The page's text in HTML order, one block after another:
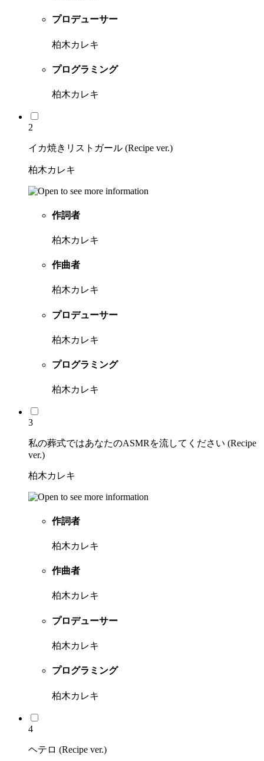
プロデューサー
柏木カレキ
プログラミング
柏木カレキ
2
イカ焼きリストガール (Recipe ver.)
柏木カレキ
作詞者
柏木カレキ
作曲者
柏木カレキ
プロデューサー
柏木カレキ
プログラミング
柏木カレキ
3
私の葬式ではあなたのASMRを流してください (Recipe
ver.)
柏木カレキ
作詞者
柏木カレキ
作曲者
柏木カレキ
プロデューサー
柏木カレキ
プログラミング
柏木カレキ
4
ヘテロ (Recipe ver.)